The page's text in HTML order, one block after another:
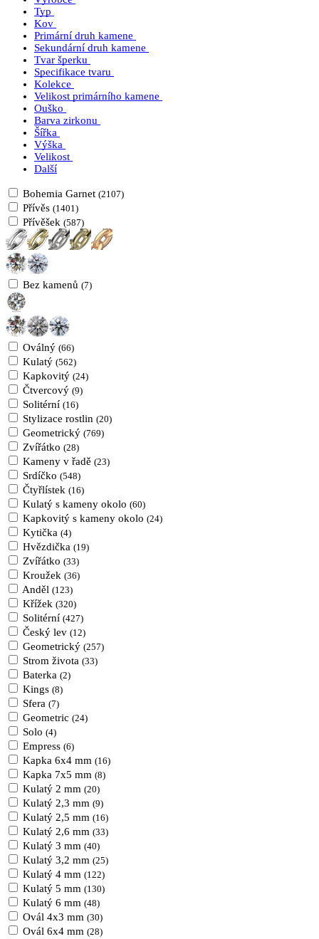
Typ
Kov
Primární druh kamene
Sekundární druh kamene
Tvar šperku
Specifikace tvaru
Kolekce
Velikost primárního kamene
Ouško
Barva zirkonu
Šířka
Výška
Velikost
Další
Bohemia Garnet (2107)
Přívěs (1401)
Přívěšek (587)
Bez kamenů (7)
Oválný (66)
Kulatý (562)
Kapkovitý (24)
Čtvercový (9)
Solitérní (16)
Stylizace rostlin (20)
Geometrický (769)
Zvířátko (28)
Kameny v řadě (23)
Srdíčko (548)
Čtyřlístek (16)
Kulatý s kameny okolo (60)
Kapkovitý s kameny okolo (24)
Kytička (4)
Hvězdička (19)
Zvířátko (33)
Kroužek (36)
Anděl (123)
Křížek (320)
Solitérní (427)
Český lev (12)
Geometrický (257)
Strom života (33)
Baterka (2)
Kings (8)
Sfera (7)
Geometric (24)
Solo (4)
Empress (6)
Kapka 6x4 mm (16)
Kapka 7x5 mm (8)
Kulatý 2 mm (20)
Kulatý 2,3 mm (9)
Kulatý 2,5 mm (16)
Kulatý 2,6 mm (33)
Kulatý 3 mm (40)
Kulatý 3,2 mm (25)
Kulatý 4 mm (122)
Kulatý 5 mm (130)
Kulatý 6 mm (48)
Ovál 4x3 mm (30)
Ovál 6x4 mm (28)